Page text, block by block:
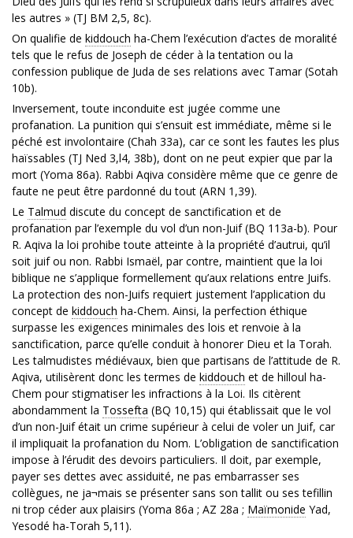
les autres » (TJ BM 2,5, 8c).
On qualifie de kiddouch ha-Chem l’exécution d’actes de moralité
tels que le refus de Joseph de céder à la tentation ou la
confession publique de Juda de ses relations avec Tamar (Sotah
10b).
Inversement, toute inconduite est jugée comme une
profanation. La punition qui s’ensuit est immédiate, même si le
péché est involontaire (Chah 33a), car ce sont les fautes les plus
haïssables (TJ Ned 3,l4, 38b), dont on ne peut expier que par la
mort (Yoma 86a). Rabbi Aqiva considère même que ce genre de
faute ne peut être pardonné du tout (ARN 1,39).
Le Talmud discute du concept de sanctification et de
profanation par l’exemple du vol d’un non-Juif (BQ 113a-b). Pour
R. Aqiva la loi prohibe toute atteinte à la propriété d’autrui, qu’il
soit juif ou non. Rabbi Ismaël, par contre, maintient que la loi
biblique ne s’applique formellement qu’aux relations entre Juifs.
La protection des non-Juifs requiert justement l’application du
concept de kiddouch ha-Chem. Ainsi, la perfection éthique
surpasse les exigences minimales des lois et renvoie à la
sanctification, parce qu’elle conduit à honorer Dieu et la Torah.
Les talmudistes médiévaux, bien que partisans de l’attitude de R.
Aqiva, utilisèrent donc les termes de kiddouch et de hilloul ha-
Chem pour stigmatiser les infractions à la Loi. Ils citèrent
abondamment la Tossefta (BQ 10,15) qui établissait que le vol
d’un non-Juif était un crime supérieur à celui de voler un Juif, car
il impliquait la profanation du Nom. L’obligation de sanctification
impose à l’érudit des devoirs particuliers. Il doit, par exemple,
payer ses dettes avec assiduité, ne pas embarrasser ses
collègues, ne ja¬mais se présenter sans son tallit ou ses tefillin
ni trop céder aux plaisirs (Yoma 86a ; AZ 28a ; Maïmonide Yad,
Yesodé ha-Torah 5,11).